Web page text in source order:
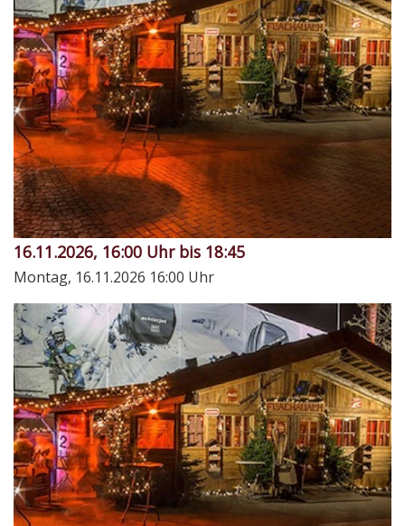
16.11.2026, 16:00 Uhr bis 18:45
Montag, 16.11.2026 16:00 Uhr